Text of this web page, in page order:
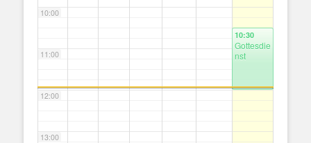
10:00
11:00
12:00
13:00
10:30
Gottesdie
nst